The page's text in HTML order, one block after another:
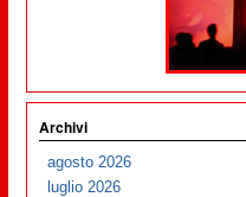
Archivi
agosto 2026
luglio 2026